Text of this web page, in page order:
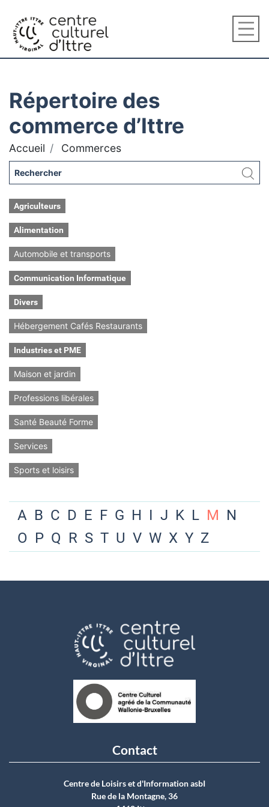
Répertoire des
commerce d’Ittre
Accueil Commerces
Agriculteurs
Alimentation
Automobile et transports
Communication Informatique
Divers
Hébergement Cafés Restaurants
Industries et PME
Maison et jardin
Professions libérales
Santé Beauté Forme
Services
Sports et loisirs
A B C D E F G H I J K L M N
O P Q R S T U V W X Y Z
Contact
Centre de Loisirs et d'Information asbI
Rue de la Montagne, 36